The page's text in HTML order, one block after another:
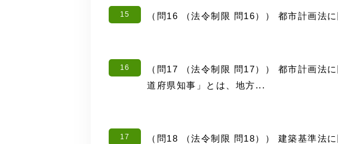
15 （問16 （法令制限 問16）） 都市計画法
16
（問17 （法令制限 問17）） 都市計画法
道府県知事」とは、地方...
17 （問18 （法令制限 問18）） 建築基準法